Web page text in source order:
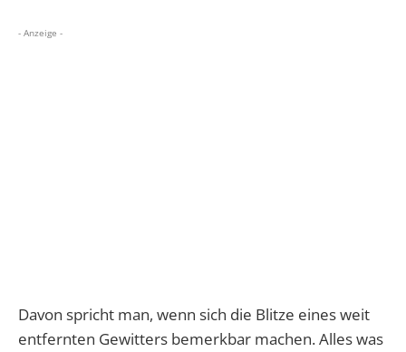
- Anzeige -
Davon spricht man, wenn sich die Blitze eines weit
entfernten Gewitters bemerkbar machen. Alles was